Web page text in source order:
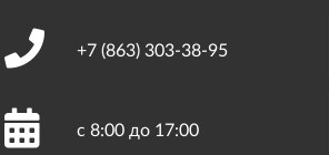
+7 (863)303-38-95
с 8:00 до 17:00